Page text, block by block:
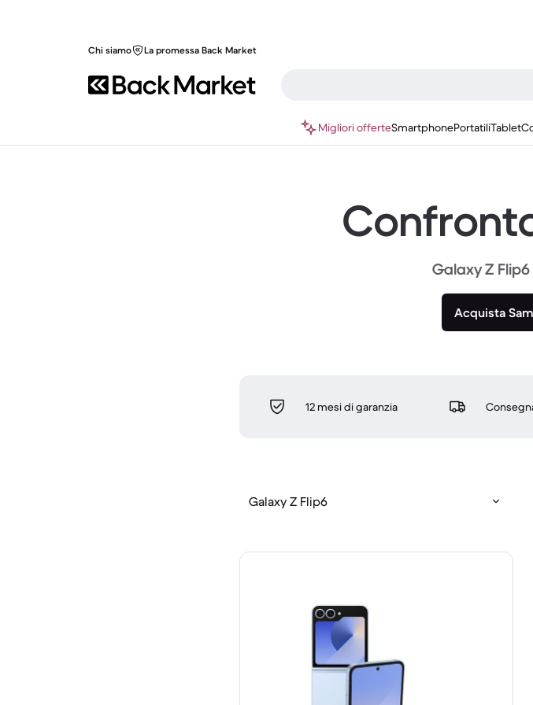
Chi siamo La promessa Back Market
Migliori offerteSmartphonePortatiliTablet
Galaxy Z
Acquista
12 mesi di garanzia
Galaxy Z Flip6